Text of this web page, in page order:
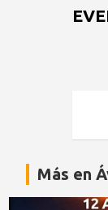
Más en